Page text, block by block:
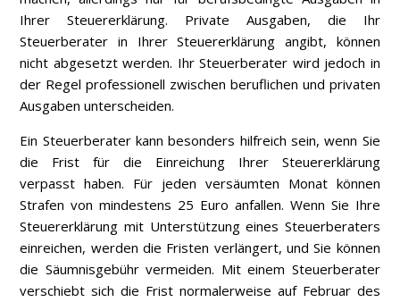
Ihrer Steuererklärung. Private Ausgaben, die Ihr
Steuerberater in Ihrer Steuererklärung angibt, können
nicht abgesetzt werden. Ihr Steuerberater wird jedoch in
der Regel professionell zwischen beruflichen und privaten
Ausgaben unterscheiden.
Ein Steuerberater kann besonders hilfreich sein, wenn Sie
die Frist für die Einreichung Ihrer Steuererklärung
verpasst haben. Für jeden versäumten Monat können
Strafen von mindestens 25 Euro anfallen. Wenn Sie Ihre
Steuererklärung mit Unterstützung eines Steuerberaters
einreichen, werden die Fristen verlängert, und Sie können
die Säumnisgebühr vermeiden. Mit einem Steuerberater
verschiebt sich die Frist normalerweise auf Februar des